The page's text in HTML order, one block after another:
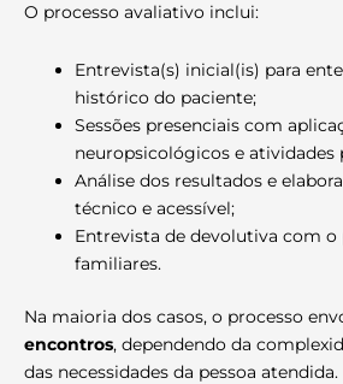
O processo avaliativo inclui:
Entrevista(s) inicial(is) para
histórico do paciente;
Sessões presenciais com
neuropsicológicos e atividades
Análise dos resultados e
técnico e acessível;
Entrevista de devolutiva com o
familiares.
Na maioria dos casos, o processo
encontros, dependendo da
das necessidades da pessoa atendida.